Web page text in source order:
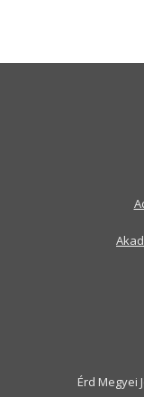
Érd Megyei